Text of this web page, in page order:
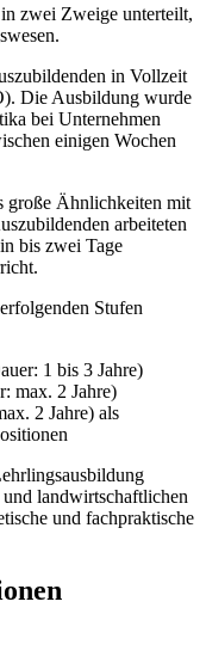
zwei Zweige unterteilt,
in Vollzeit
Die Ausbildung wurde
bei Unternehmen
einigen Wochen
große Ähnlichkeiten mit
arbeiteten
bis zwei Tage
Stufen
1 bis 3 Jahre)
max. 2 Jahre)
2 Jahre) als
landwirtschaftlichen
und fachpraktische